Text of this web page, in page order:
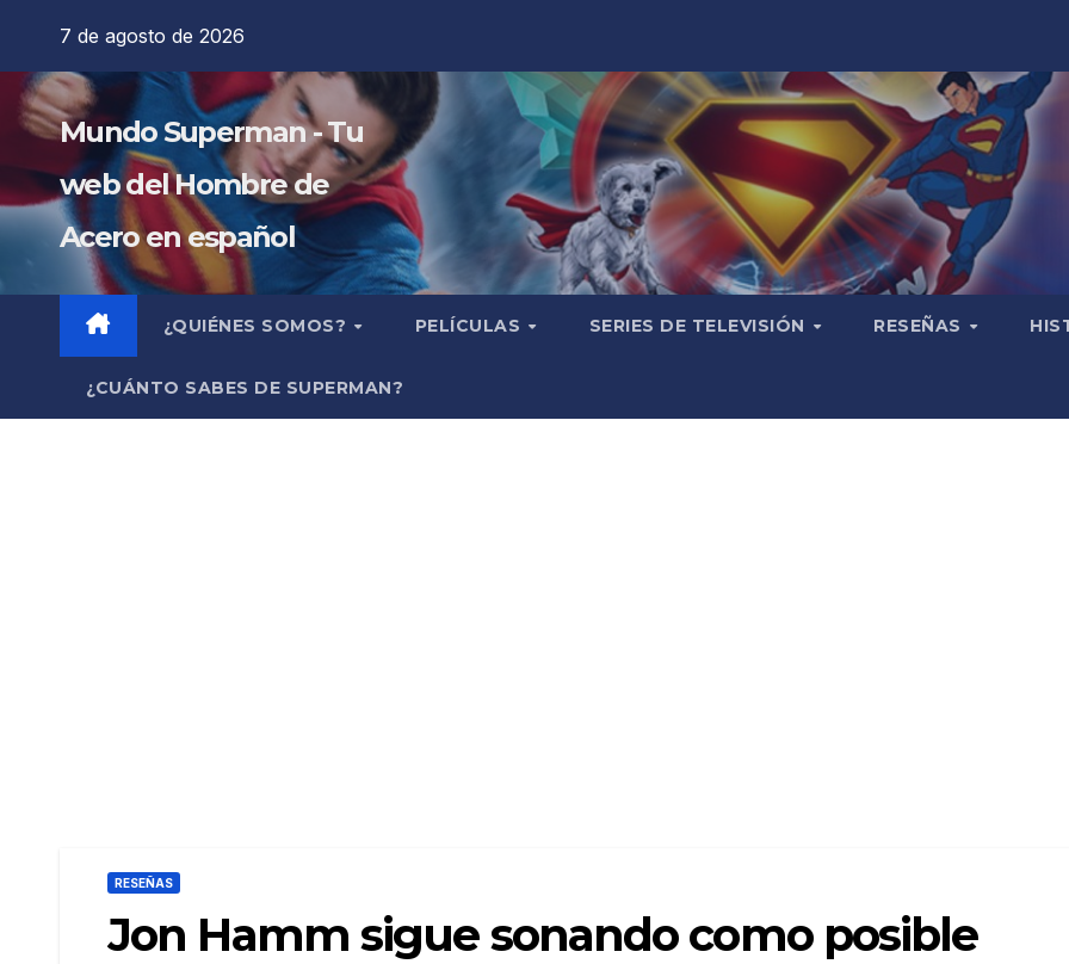
contenido
7 de agosto de 2026
Mundo Superman - Tu
web del Hombre de
Acero en español
¿QUIÉNES SOMOS? PELÍCULAS SERIES DE TELEVISIÓN RESEÑAS
¿CUÁNTO SABES DE SUPERMAN?
RESEÑAS
Jon Hamm sigue sonando como posible